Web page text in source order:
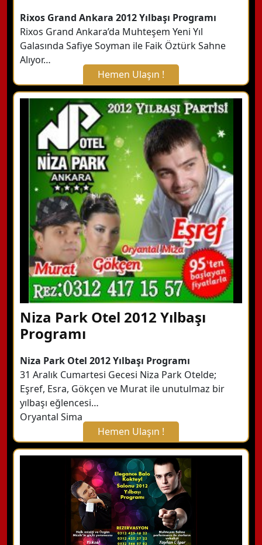
Rixos Grand Ankara 2012 Yılbaşı Programı
Rixos Grand Ankara’da Muhteşem Yeni Yıl
Galasında Safiye Soyman ile Faik Öztürk Sahne
Alıyor…
Hemen Ulaşın !
X Kapat
WhatsApp ile Bilgi Alın
Hemen Arayın
Detaylı Bilgi Alın
Niza Park Otel 2012 Yılbaşı
Programı
Niza Park Otel 2012 Yılbaşı Programı
31 Aralık Cumartesi Gecesi Niza Park Otelde;
Eşref, Esra, Gökçen ve Murat ile unutulmaz bir
yılbaşı eğlencesi…
Oryantal Sima
Hemen Ulaşın !
X Kapat
WhatsApp ile Bilgi Alın
Hemen Arayın